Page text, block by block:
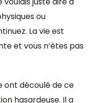
ou
La vie est
et vous n’êtes pas
ont découlé de ce
hasardeuse. Il a